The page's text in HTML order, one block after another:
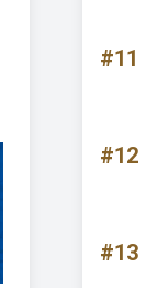
#11
#12
#13